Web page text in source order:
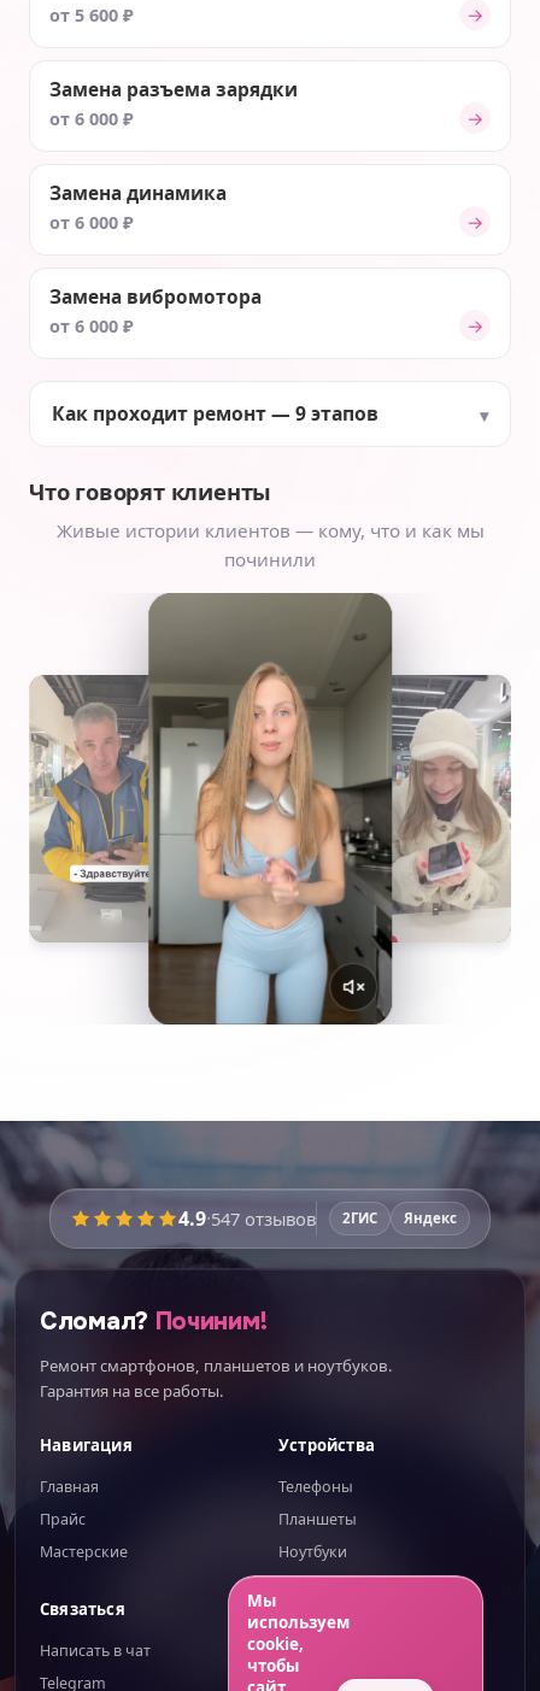
от 5 600 ₽ →
Замена разъема зарядки
от 6 000 ₽ →
Замена динамика
от 6 000 ₽ →
Замена вибромотора
от 6 000 ₽ →
Как проходит ремонт — 9 этапов
Что говорят клиенты
Живые истории клиентов — кому, что и как мы
починили
4.9·547 отзывов 2ГИС Яндекс
Сломал? Починим!
Ремонт смартфонов, планшетов и ноутбуков.
Гарантия на все работы.
Навигация
Главная
Прайс
Мастерские
Устройства
Телефоны
Планшеты
Ноутбуки
Связаться
Написать в чат
Telegram
Публичная оферта
Обработка ПД
Мы
используем
cookie,
чтобы
ИИ-помощник — отвечаю сразу